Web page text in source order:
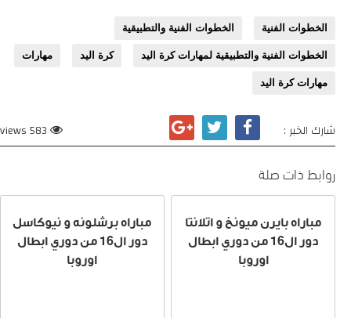
الخطوات الفنية الخطوات الفنية والتطبيقية
الخطوات الفنية والتطبيقية لمهارات كرة اليد كرة اليد مهارات
مهارات كرة اليد
583 views شارك الخبر :
روابط ذات صلة
مباراه بايرن ميونخ و اتلانتا
دور ال16 من دوري ابطال
اوروبا
مباراه برشلونه و نيوكاسل
دور ال16 من دوري ابطال
اوروبا